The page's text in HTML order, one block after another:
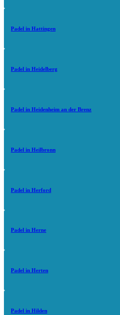
Padel in Hattingen
Padel in Heidelberg
Padel in Heidenheim an der Brenz
Padel in Heilbronn
Padel in Herford
Padel in Herne
Padel in Herten
Padel in Hilden